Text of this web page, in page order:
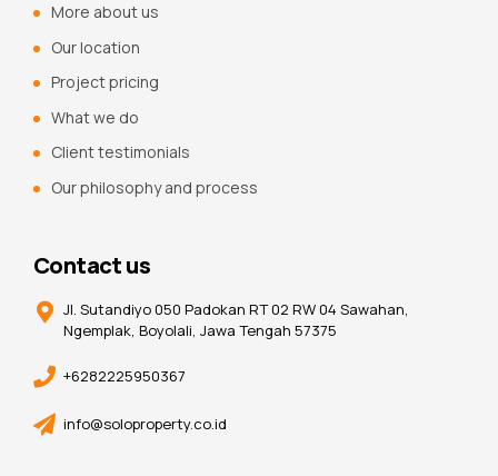
More about us
Our location
Project pricing
What we do
Client testimonials
Our philosophy and process
Contact us
Jl. Sutandiyo 050 Padokan RT 02 RW 04 Sawahan,
Ngemplak, Boyolali, Jawa Tengah 57375
+6282225950367
info@soloproperty.co.id